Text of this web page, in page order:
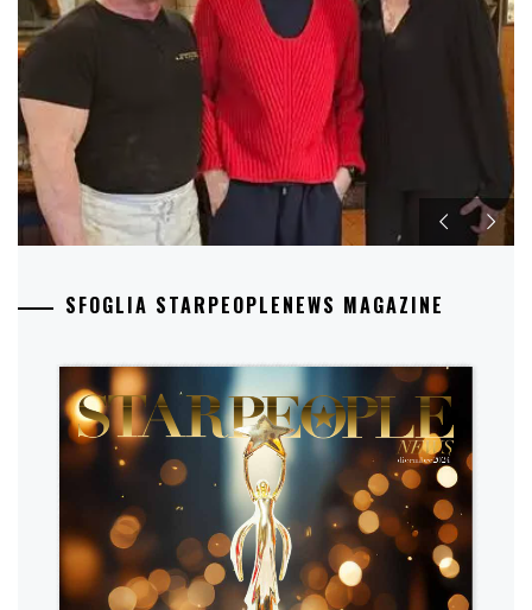
SFOGLIA STARPEOPLENEWS MAGAZINE